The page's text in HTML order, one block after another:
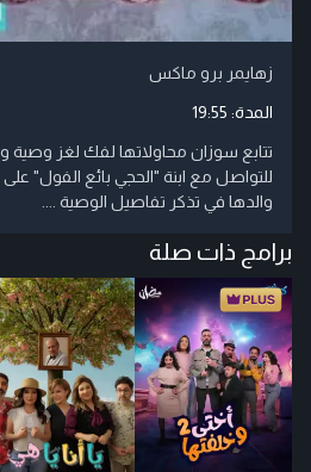
زهايمر برو ماكس
المدة: 19:55
تتابع سوزان محاولاتها لفك لغز وصية
للتواصل مع ابنة "الحجي بائع الفول"
والدها في تذكر تفاصيل الوصية ....
برامج ذات صلة